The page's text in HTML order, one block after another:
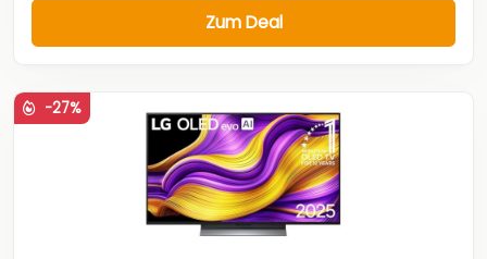
Zum Deal
-27%